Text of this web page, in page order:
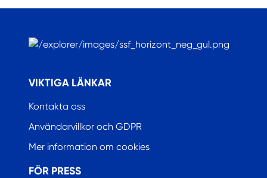
VIKTIGA LÄNKAR
Kontakta oss
Användarvillkor och GDPR
Mer information om cookies
FÖR PRESS